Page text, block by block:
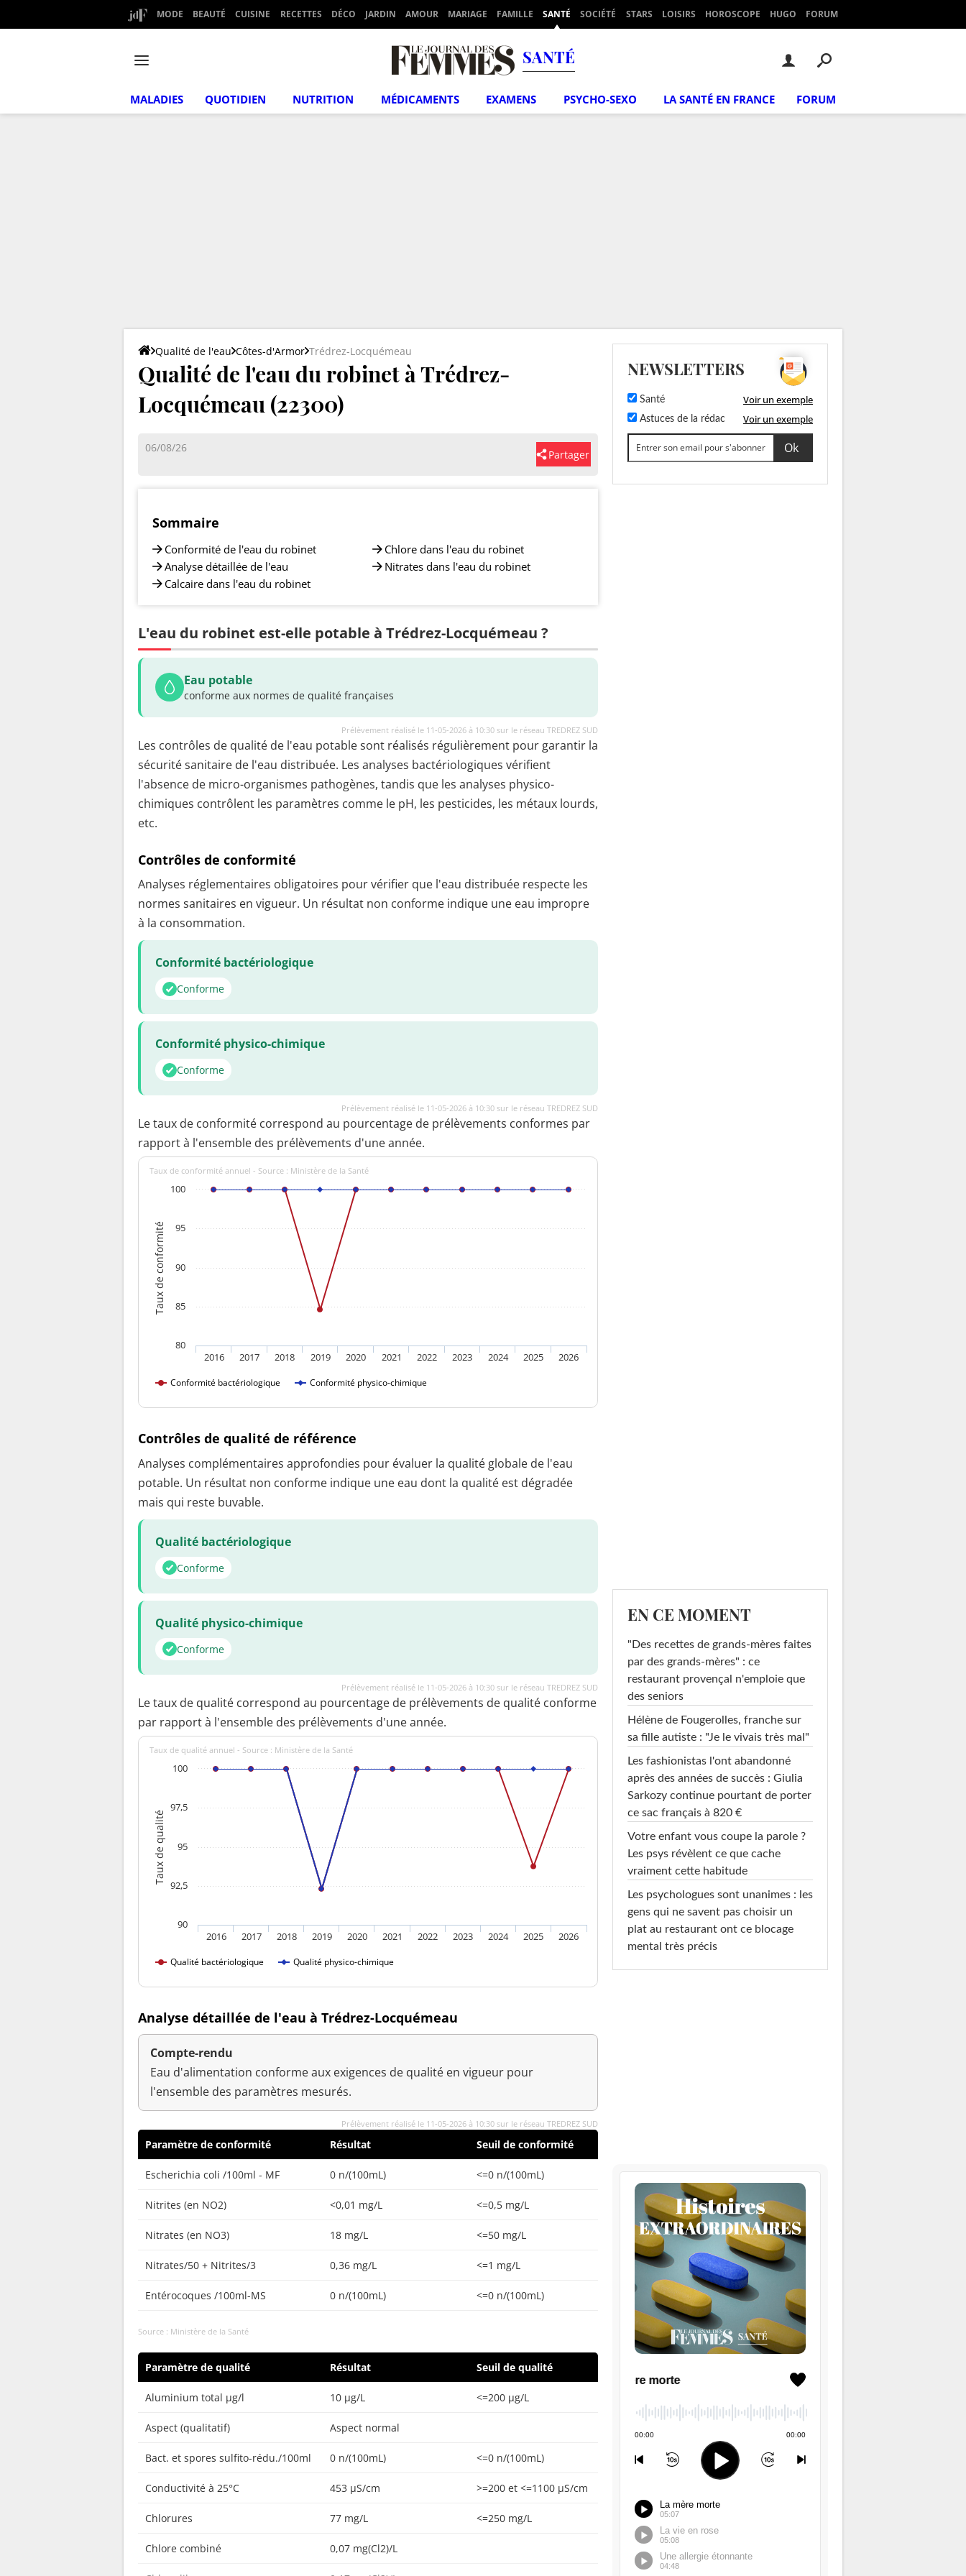
MODE BEAUTÉ CUISINE RECETTES DÉCO JARDIN AMOUR MARIAGE FAMILLE SANTÉ SOCIÉTÉ STARS LOISIRS HOROSCOPE HUGO FORUM
SANTÉ
MALADIES QUOTIDIEN NUTRITION MÉDICAMENTS EXAMENS PSYCHO-SEXO LA SANTÉ EN FRANCE FORUM
Qualité de l'eau Côtes-d'Armor Trédrez-Locquémeau
Qualité de l'eau du robinet à Trédrez-
Locquémeau (22300)
06/08/26
Partager
Sommaire
Conformité de l'eau du robinet
Analyse détaillée de l'eau
Calcaire dans l'eau du robinet
Chlore dans l'eau du robinet
Nitrates dans l'eau du robinet
L'eau du robinet est-elle potable à Trédrez-Locquémeau ?
Eau potable
conforme aux normes de qualité françaises
Prélèvement réalisé le 11-05-2026 à 10:30 sur le réseau TREDREZ SUD
Les contrôles de qualité de l'eau potable sont réalisés régulièrement pour garantir la
sécurité sanitaire de l'eau distribuée. Les analyses bactériologiques vérifient
l'absence de micro-organismes pathogènes, tandis que les analyses physico-
chimiques contrôlent les paramètres comme le pH, les pesticides, les métaux lourds,
etc.
Contrôles de conformité
Analyses réglementaires obligatoires pour vérifier que l'eau distribuée respecte les
normes sanitaires en vigueur. Un résultat non conforme indique une eau impropre
à la consommation.
Conformité bactériologique
Conforme
Conformité physico-chimique
Conforme
Prélèvement réalisé le 11-05-2026 à 10:30 sur le réseau TREDREZ SUD
Le taux de conformité correspond au pourcentage de prélèvements conformes par
rapport à l'ensemble des prélèvements d'une année.
Taux de conformité
Taux de conformité annuel - Source : Ministère de la Santé
Conformité bactériologique Conformité physico-chimique
2016 2017 2018 2019 2020 2021 2022 2023 2024 2025 2026
80
85
90
95
100
Contrôles de qualité de référence
Analyses complémentaires approfondies pour évaluer la qualité globale de l'eau
potable. Un résultat non conforme indique une eau dont la qualité est dégradée
mais qui reste buvable.
Qualité bactériologique
Conforme
Qualité physico-chimique
Conforme
Prélèvement réalisé le 11-05-2026 à 10:30 sur le réseau TREDREZ SUD
Le taux de qualité correspond au pourcentage de prélèvements de qualité conforme
par rapport à l'ensemble des prélèvements d'une année.
Taux de qualité
Taux de qualité annuel - Source : Ministère de la Santé
Qualité bactériologique Qualité physico-chimique
2016 2017 2018 2019 2020 2021 2022 2023 2024 2025 2026
90
92,5
95
97,5
100
Analyse détaillée de l'eau à Trédrez-Locquémeau
Compte-rendu
Eau d'alimentation conforme aux exigences de qualité en vigueur pour
l'ensemble des paramètres mesurés.
Prélèvement réalisé le 11-05-2026 à 10:30 sur le réseau TREDREZ SUD
Paramètre de conformité Résultat Seuil de conformité
Escherichia coli /100ml - MF 0 n/(100mL) <=0 n/(100mL)
Nitrites (en NO2) <0,01 mg/L <=0,5 mg/L
Nitrates (en NO3) 18 mg/L <=50 mg/L
Nitrates/50 + Nitrites/3 0,36 mg/L <=1 mg/L
Entérocoques /100ml-MS 0 n/(100mL) <=0 n/(100mL)
Source : Ministère de la Santé
Paramètre de qualité Résultat Seuil de qualité
Aluminium total µg/l 10 µg/L <=200 µg/L
Aspect (qualitatif) Aspect normal
Bact. et spores sulfito-rédu./100ml 0 n/(100mL) <=0 n/(100mL)
Conductivité à 25°C 453 µS/cm >=200 et <=1100 µS/cm
Chlorures 77 mg/L <=250 mg/L
Chlore combiné 0,07 mg(Cl2)/L
NEWSLETTERS
Santé Voir un exemple
Astuces de la rédac Voir un exemple
EN CE MOMENT
"Des recettes de grands-mères faites
par des grands-mères" : ce
restaurant provençal n'emploie que
des seniors
Hélène de Fougerolles, franche sur
sa fille autiste : "Je le vivais très mal"
Les fashionistas l'ont abandonné
après des années de succès : Giulia
Sarkozy continue pourtant de porter
ce sac français à 820 €
Votre enfant vous coupe la parole ?
Les psys révèlent ce que cache
vraiment cette habitude
Les psychologues sont unanimes : les
gens qui ne savent pas choisir un
plat au restaurant ont ce blocage
mental très précis